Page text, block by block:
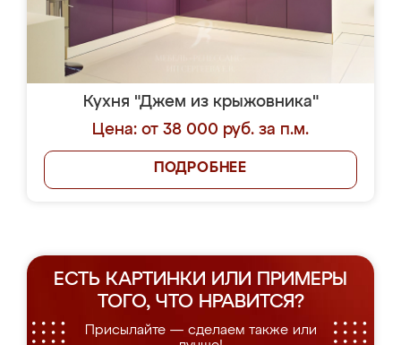
Кухня "Джем из крыжовника"
Цена: от 38 000 руб. за п.м.
ПОДРОБНЕЕ
ЕСТЬ КАРТИНКИ ИЛИ ПРИМЕРЫ
ТОГО, ЧТО НРАВИТСЯ?
Присылайте — сделаем также или